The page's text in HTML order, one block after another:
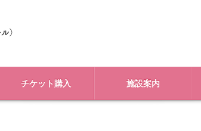
チケット購入 施設案内